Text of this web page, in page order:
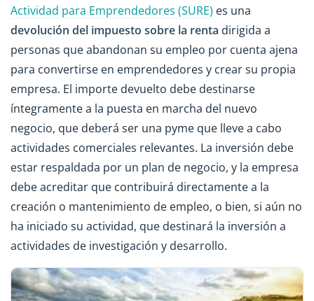
Actividad para Emprendedores (SURE) es una
devolución del impuesto sobre la renta dirigida a
personas que abandonan su empleo por cuenta ajena
para convertirse en emprendedores y crear su propia
empresa. El importe devuelto debe destinarse
íntegramente a la puesta en marcha del nuevo
negocio, que deberá ser una pyme que lleve a cabo
actividades comerciales relevantes. La inversión debe
estar respaldada por un plan de negocio, y la empresa
debe acreditar que contribuirá directamente a la
creación o mantenimiento de empleo, o bien, si aún no
ha iniciado su actividad, que destinará la inversión a
actividades de investigación y desarrollo.